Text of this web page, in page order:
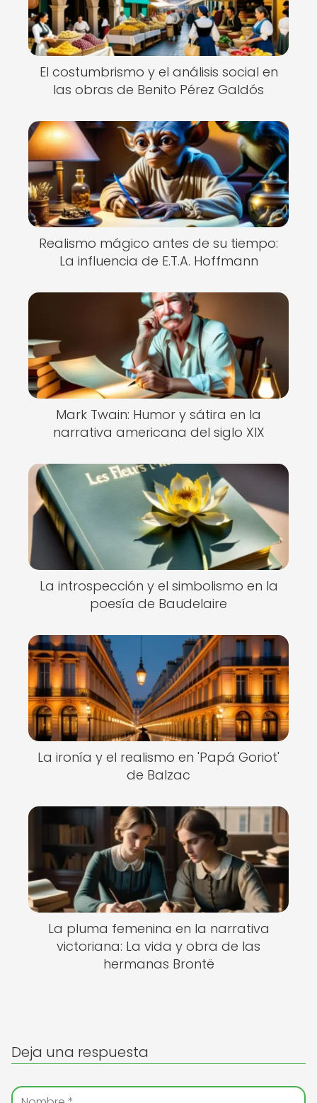
El costumbrismo y el análisis social en
las obras de Benito Pérez Galdós
Realismo mágico antes de su tiempo:
La influencia de E.T.A. Hoffmann
Mark Twain: Humor y sátira en la
narrativa americana del siglo XIX
La introspección y el simbolismo en la
poesía de Baudelaire
La ironía y el realismo en 'Papá Goriot'
de Balzac
La pluma femenina en la narrativa
victoriana: La vida y obra de las
hermanas Brontë
Deja una respuesta